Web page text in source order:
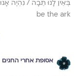
be the ark
אסופת אחרי החגים